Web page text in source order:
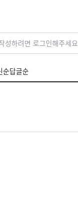
성하려면 로그인해주세요
순답글순